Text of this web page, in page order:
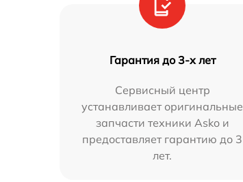
Гарантия до 3-х лет
Сервисный центр
устанавливает оригинальные
запчасти техники Asko и
предоставляет гарантию до 3
лет.